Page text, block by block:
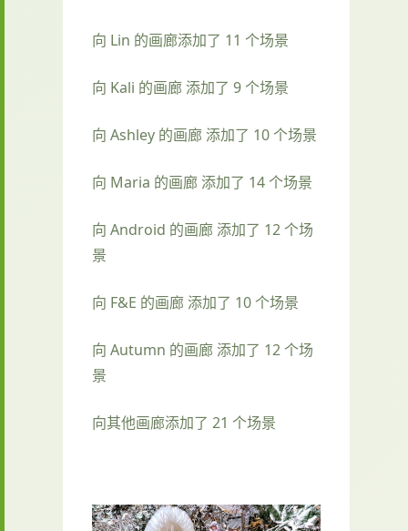
向 Lin 的画廊添加了 11 个场景
向 Kali 的画廊 添加了 9 个场景
向 Ashley 的画廊 添加了 10 个场景
向 Maria 的画廊 添加了 14 个场景
向 Android 的画廊 添加了 12 个场
景
向 F&E 的画廊 添加了 10 个场景
向 Autumn 的画廊 添加了 12 个场
景
向其他画廊添加了 21 个场景